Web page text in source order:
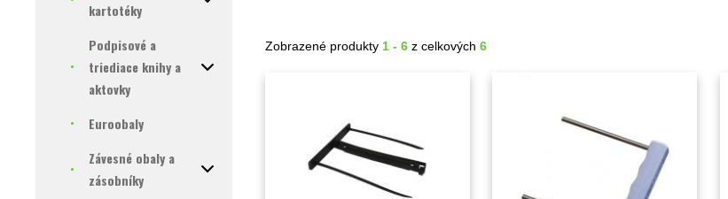
kartotéky
Podpisové a
triediace knihy a
aktovky
Euroobaly
Závesné obaly a
zásobníky
Zobrazené produkty1 - 6 z celkových6